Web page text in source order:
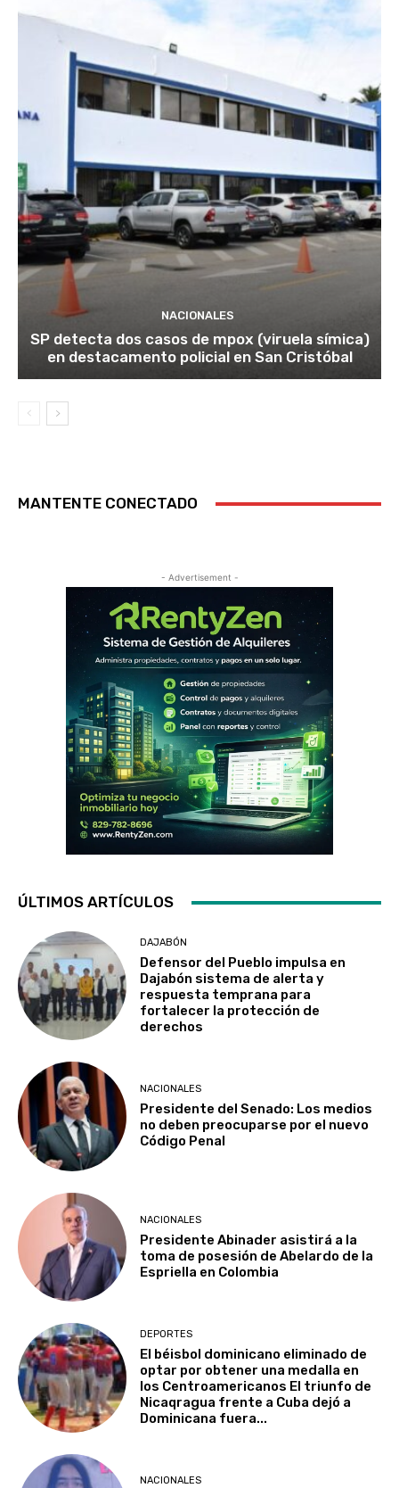
NACIONALES
SP detecta dos casos de mpox (viruela símica)
en destacamento policial en San Cristóbal
MANTENTE CONECTADO
- Advertisement -
ÚLTIMOS ARTÍCULOS
DAJABÓN
Defensor del Pueblo impulsa en
Dajabón sistema de alerta y
respuesta temprana para
fortalecer la protección de
derechos
NACIONALES
Presidente del Senado: Los medios
no deben preocuparse por el nuevo
Código Penal
NACIONALES
Presidente Abinader asistirá a la
toma de posesión de Abelardo de la
Espriella en Colombia
DEPORTES
El béisbol dominicano eliminado de
optar por obtener una medalla en
los Centroamericanos El triunfo de
Nicaqragua frente a Cuba dejó a
Dominicana fuera...
NACIONALES